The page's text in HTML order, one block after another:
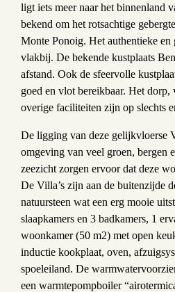
ligt iets meer naar het binnenland
bekend om het rotsachtige
Monte Ponoig. Het authentieke
vlakbij. De bekende kustplaats
afstand. Ook de sfeervolle
goed en vlot bereikbaar. Het dorp,
overige faciliteiten zijn op slechts
De ligging van deze gelijkvloerse
omgeving van veel groen, bergen
zeezicht zorgen ervoor dat deze
De Villa’s zijn aan de buitenzijde
natuursteen wat een erg mooie
slaapkamers en 3 badkamers, 1
woonkamer (50 m2) met open
inductie kookplaat, oven,
spoeleiland. De
een warmtepompboiler